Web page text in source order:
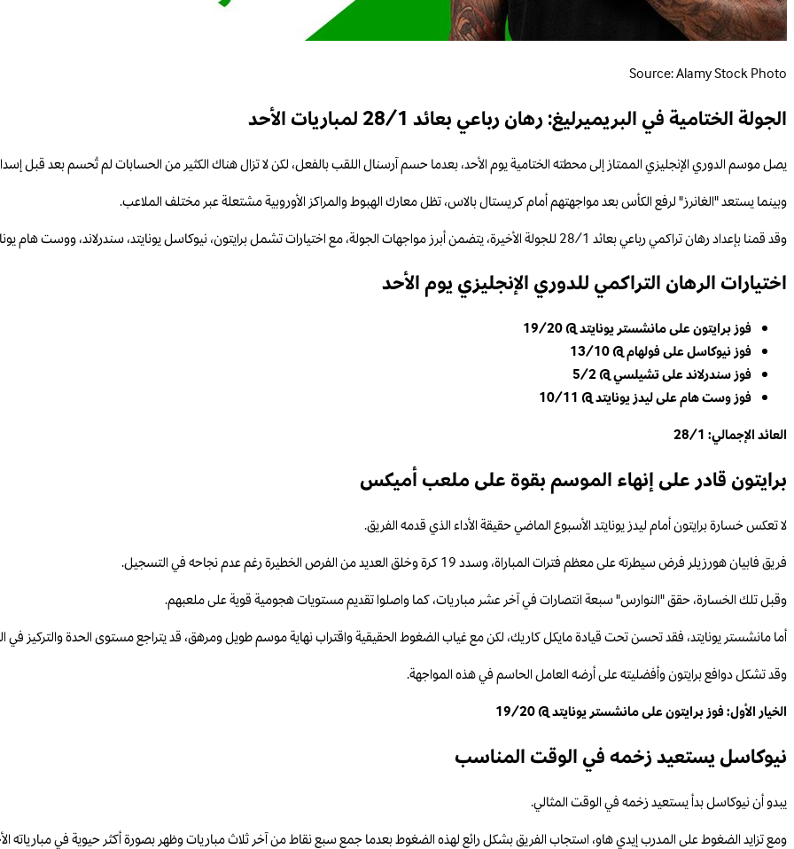
Source: Alamy Stock Photo
الجولة الختامية في البريميرليغ: رهان رباعي بعائد 28/1 لمباريات الأحد
يصل موسم الدوري الإنجليزي الممتاز إلى محطته الختامية يوم الأحد، بعدما حسم آرسنال اللقب بالفعل، لكن لا تزال هناك الكثير من الحسابات لم تُحسم بعد قبل
وبينما يستعد "الغانرز" لرفع الكأس بعد مواجهتهم أمام كريستال بالاس، تظل معارك الهبوط والمراكز الأوروبية مشتعلة عبر مختلف الملاعب.
وقد قمنا بإعداد رهان تراكمي رباعي بعائد 28/1 للجولة الأخيرة، يتضمن أبرز مواجهات الجولة، مع اختيارات تشمل برايتون، نيوكاسل يونايتد، سندرلاند، ووست هام يونايتد.
اختيارات الرهان التراكمي للدوري الإنجليزي يوم الأحد
فوز برايتون على مانشستر يونايتد @ 19/20
فوز نيوكاسل على فولهام @ 13/10
فوز سندرلاند على تشيلسي @ 5/2
فوز وست هام على ليدز يونايتد @ 10/11
العائد الإجمالي: 28/1
برايتون قادر على إنهاء الموسم بقوة على ملعب أميكس
لا تعكس خسارة برايتون أمام ليدز يونايتد الأسبوع الماضي حقيقة الأداء الذي قدمه الفريق.
فريق فابيان هورزيلر فرض سيطرته على معظم فترات المباراة، وسدد 19 كرة وخلق العديد من الفرص الخطيرة رغم عدم نجاحه في التسجيل.
وقبل تلك الخسارة، حقق "النوارس" سبعة انتصارات في آخر عشر مباريات، كما واصلوا تقديم مستويات هجومية قوية على ملعبهم.
أما مانشستر يونايتد، فقد تحسن تحت قيادة مايكل كاريك، لكن مع غياب الضغوط الحقيقية واقتراب نهاية موسم طويل ومرهق، قد يتراجع مستوى الحدة والتركيز في
وقد تشكل دوافع برايتون وأفضليته على أرضه العامل الحاسم في هذه المواجهة.
الخيار الأول: فوز برايتون على مانشستر يونايتد @ 19/20
نيوكاسل يستعيد زخمه في الوقت المناسب
يبدو أن نيوكاسل بدأ يستعيد زخمه في الوقت المثالي.
ومع تزايد الضغوط على المدرب إيدي هاو، استجاب الفريق بشكل رائع لهذه الضغوط بعدما جمع سبع نقاط من آخر ثلاث مباريات وظهر بصورة أكثر حيوية في مبارياته